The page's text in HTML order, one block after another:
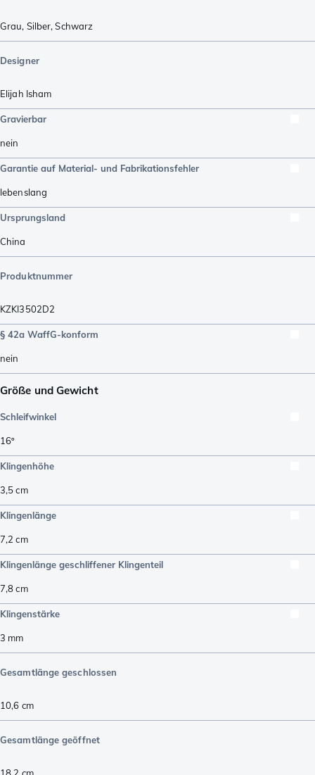
Grau, Silber,Schwarz
Designer
Elijah Isham
Gravierbar
nein
Garantie auf Material- und Fabrikationsfehler
lebenslang
Ursprungsland
China
Produktnummer
KZKI3502D2
§ 42a WaffG-konform
nein
Größe und Gewicht
Schleifwinkel
16º
Klingenhöhe
3,5cm
Klingenlänge
7,2 cm
Klingenlänge geschliffener Klingenteil
7,8cm
Klingenstärke
3 mm
Gesamtlänge geschlossen
10,6 cm
Gesamtlänge geöffnet